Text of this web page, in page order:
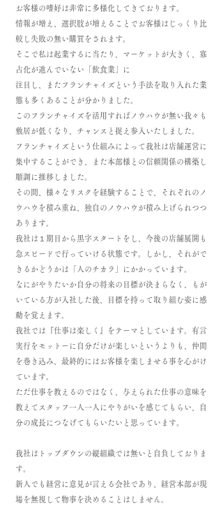
お客様の嗜好は非常に多様化してきております。
情報が増え、選択肢が増えることでお客様はじっくり比
較し失敗の無い購買をされます。
そこで私は起業するに当たり、マーケットが大きく、寡
占化が進んでいない「飲食業」に
注目し、またフランチャイズという手法を取り入れた業
態も多くあることが分かりました。
このフランチャイズを活用すればノウハウが無い我々も
敷居が低くなり、チャンスと捉え参入いたしました。
フランチャイズという仕組みによって我社は店舗運営に
集中することができ、また本部様との信頼関係の構築し
順調に推移しました。
その間、様々なリスクを経験することで、それぞれのノ
ウハウを積み重ね、独自のノウハウが積み上げられつつ
あります。
我社は１期目から黒字スタートをし、今後の店舗展開も
急スピードで行っていける状態です。しかし、それがで
きるかどうかは「人のチカラ」にかかっています。
なにがやりたいか自分の将来の目標が決まらなく、もが
いている方が入社した後、目標を持って取り組む姿に感
動を覚えます。
我社では『仕事は楽しく』をテーマとしています。有言
実行をモットーに自分だけが楽しいというよりも、仲間
を巻き込み、最終的にはお客様を楽しませる事を心がけ
ています。
ただ仕事を教えるのではなく、与えられた仕事の意味を
教えてスタッフ一人一人にやりがいを感じてもらい、自
分の成長につなげてもらいたいと思っています。
我社はトップダウンの縦組織では無いと自負しておりま
す。
新人でも経営に意見が言える会社であり、経営本部が現
場を無視して物事を決めることはしません。